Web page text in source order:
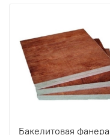
Бакелитовая фанера